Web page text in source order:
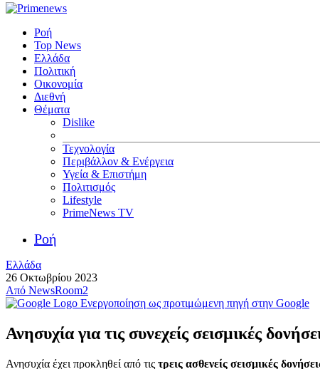
Ροή
Top News
Ελλάδα
Πολιτική
Οικονομία
Διεθνή
Θέματα
Dislike
Τεχνολογία
Περιβάλλον & Ενέργεια
Υγεία & Επιστήμη
Πολιτισμός
Lifestyle
PrimeNews TV
Ροή
Ελλάδα
26 Οκτωβρίου 2023
Από NewsRoom2
Ενεργοποίηση ως προτιμώμενη πηγή στην Google
Ανησυχία για τις συνεχείς σεισμικές
Ανησυχία έχει προκληθεί από τις τρεις ασθενείς σεισμικές